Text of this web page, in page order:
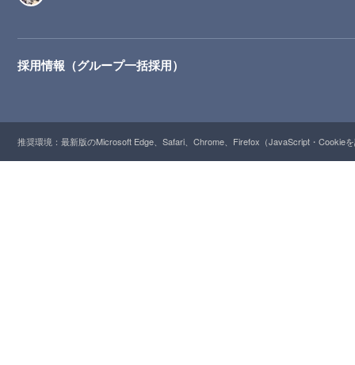
採用情報（グループ一括採用）
推奨環境：最新版のMicrosoft Edge、Safari、Chrome、Firefox（JavaScript・Cookie